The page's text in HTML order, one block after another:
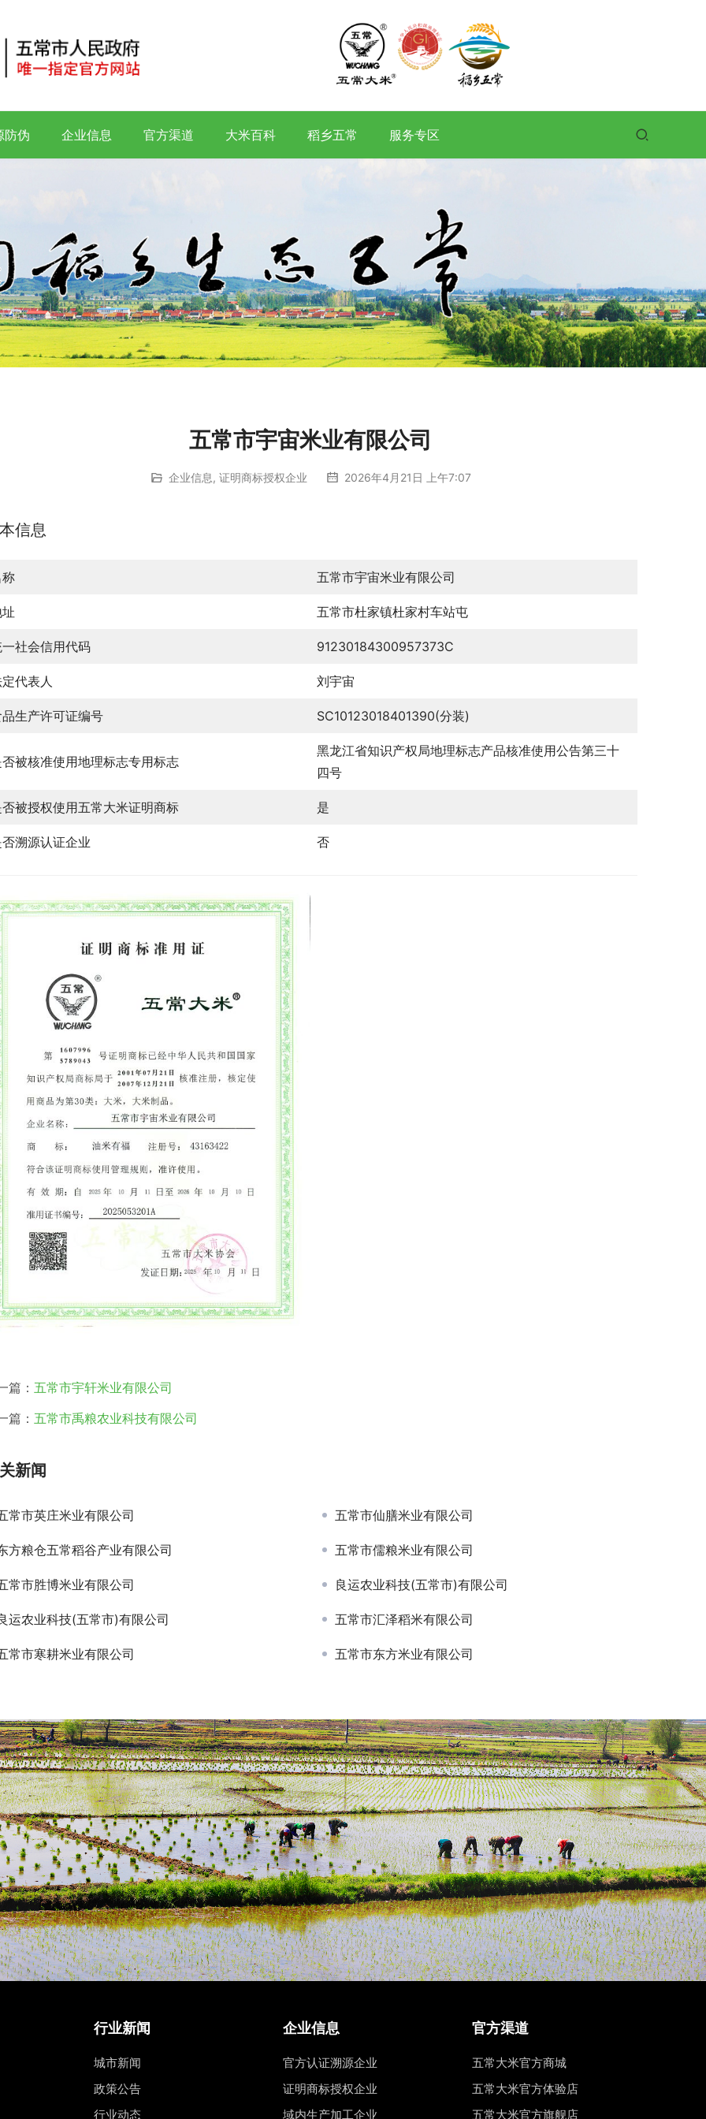
防伪 企业信息 官方渠道 大米百科 稻乡五常 服务专区
五常市宇宙米业有限公司
企业信息, 证明商标授权企业 2026年4月21日 上午7:07
信息
五常市宇宙米业有限公司
五常市杜家镇杜家村车站屯
社会信用代码 91230184300957373C
代表人 刘宇宙
生产许可证编号 SC10123018401390(分装)
被核准使用地理标志专用标志
黑龙江省知识产权局地理标志产品核准使用公告第三十
四号
被授权使用五常大米证明商标 是
溯源认证企业 否
篇： 五常市宇轩米业有限公司
篇： 五常市禹粮农业科技有限公司
新闻
常市英庄米业有限公司 五常市仙膳米业有限公司
方粮仓五常稻谷产业有限公司 五常市儒粮米业有限公司
常市胜博米业有限公司 良运农业科技(五常市)有限公司
运农业科技(五常市)有限公司 五常市汇泽稻米有限公司
常市寒耕米业有限公司 五常市东方米业有限公司
行业新闻
城市新闻
政策公告
行业动态
企业信息
官方认证溯源企业
证明商标授权企业
域内生产加工企业
官方渠道
五常大米官方商城
五常大米官方体验店
五常大米官方旗舰店